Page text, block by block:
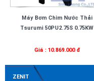
Máy Bơm Chìm Nước Thải
Tsurumi 50PU2.75S 0.75KW
Giá : 10.869.000 đ
ZENIT